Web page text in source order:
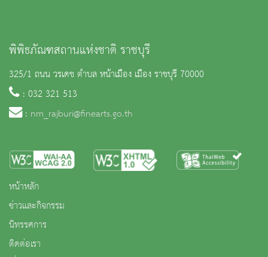
พิพิธภัณฑสถานแห่งชาติ ราชบุรี
325/1 ถนน วรเดช ตำบล หน้าเมือง เมือง ราชบุรี 70000
: 032 321 513
: nm_rajburi@finearts.go.th
หน้าหลัก
ข่าวและกิจกรรม
นิทรรศการ
ติดต่อเรา